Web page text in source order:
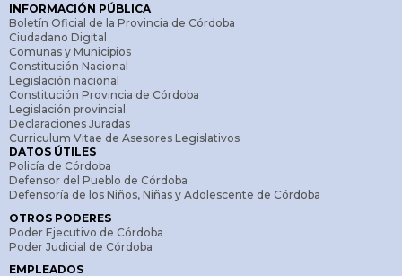
INFORMACIÓN PÚBLICA
Boletín Oficial de la Provincia de Córdoba
Ciudadano Digital
Comunas y Municipios
Constitución Nacional
Legislación nacional
Constitución Provincia de Córdoba
Legislación provincial
Declaraciones Juradas
Curriculum Vitae de Asesores Legislativos
DATOS ÚTILES
Policía de Córdoba
Defensor del Pueblo de Córdoba
Defensoría de los Niños, Niñas y Adolescente de Córdoba
OTROS PODERES
Poder Ejecutivo de Córdoba
Poder Judicial de Córdoba
EMPLEADOS